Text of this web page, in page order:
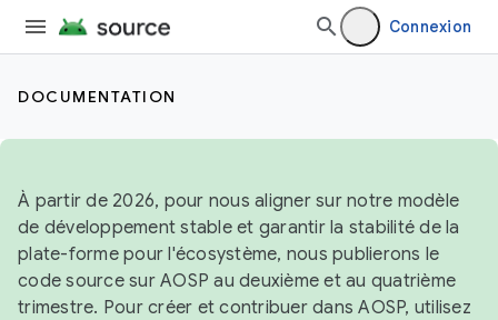
Connexion
DOCUMENTATION
À partir de 2026, pour nous aligner sur notre modèle
de développement stable et garantir la stabilité de la
plate-forme pour l'écosystème, nous publierons le
code source sur AOSP au deuxième et au quatrième
trimestre. Pour créer et contribuer dans AOSP, utilisez